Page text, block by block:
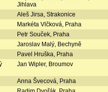
Jihlava
Aleš Jirsa, Strakonice
Markéta Vlčková, Praha
Petr Souček, Praha
Jaroslav Malý, Bechyně
Pavel Hruška, Praha
Jan Wipler, Broumov
Anna Švecová, Praha